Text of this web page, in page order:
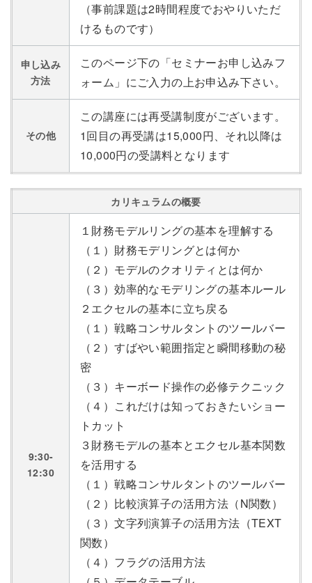
（事前課題は2時間程度でおやりいただ
けるものです）
申し込み
方法
このページ下の「セミナーお申し込みフ
ォーム」にご入力の上お申込み下さい。
その他
この講座には再受講制度がございます。
1回目の再受講は15,000円、それ以降は
10,000円の受講料となります
カリキュラムの概要
9:30-
12:30
１財務モデルリングの基本を理解する
（１）財務モデリングとは何か
（２）モデルのクオリティとは何か
（３）効率的なモデリングの基本ルール
２エクセルの基本に立ち戻る
（１）戦略コンサルタントのツールバー
（２）すばやい範囲指定と瞬間移動の秘
密
（３）キーボード操作の必修テクニック
（４）これだけは知っておきたいショー
トカット
３財務モデルの基本とエクセル基本関数
を活用する
（１）戦略コンサルタントのツールバー
（２）比較演算子の活用方法（N関数）
（３）文字列演算子の活用方法（TEXT
関数）
（４）フラグの活用方法